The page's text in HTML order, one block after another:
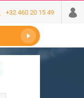
+32 460 20 15 49